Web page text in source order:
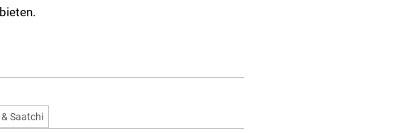
Saatchi